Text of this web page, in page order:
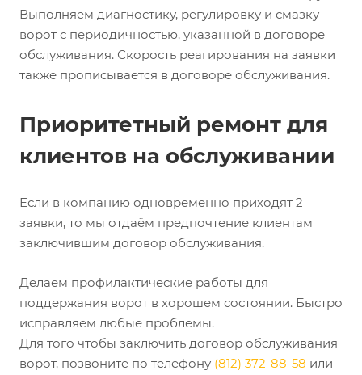
Выполняем диагностику, регулировку и смазку
ворот с периодичностью, указанной в договоре
обслуживания. Скорость реагирования на заявки
также прописывается в договоре обслуживания.
Приоритетный ремонт для
клиентов на обслуживании
Если в компанию одновременно приходят 2
заявки, то мы отдаём предпочтение клиентам
заключившим договор обслуживания.
Делаем профилактические работы для
поддержания ворот в хорошем состоянии. Быстро
исправляем любые проблемы.
Для того чтобы заключить договор обслуживания
ворот, позвоните по телефону (812) 372-88-58 или